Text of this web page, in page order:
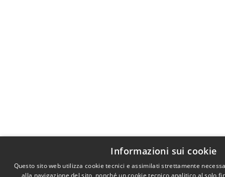
Informazioni sui cookie
Questo sito web utilizza cookie tecnici e assimilati strettamente
alla navigazione del sito, nonché un cookie tecnico analitico al solo